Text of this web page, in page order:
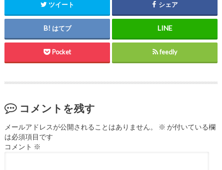
ツイート シェア
はてブ
Pocket feedly
コメントを残す
メールアドレスが公開されることはありません。 ※ が付いている欄
は必須項目です
コメント ※